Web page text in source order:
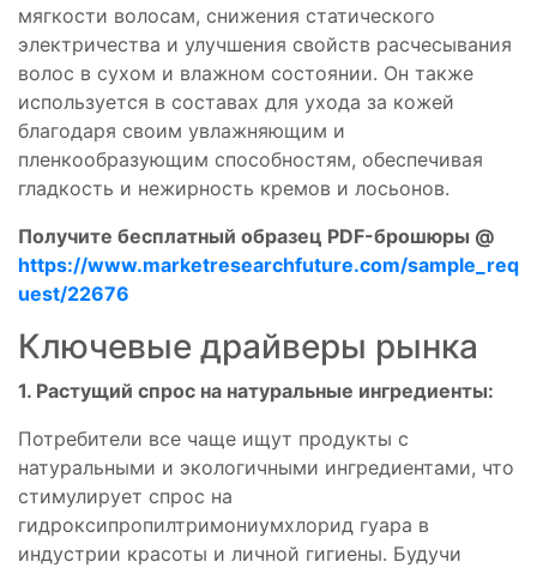
мягкости волосам, снижения статического
электричества и улучшения свойств расчесывания
волос в сухом и влажном состоянии. Он также
используется в составах для ухода за кожей
благодаря своим увлажняющим и
пленкообразующим способностям, обеспечивая
гладкость и нежирность кремов и лосьонов.
Получите бесплатный образец PDF-брошюры @
https://www.marketresearchfuture.com/sample_req
uest/22676
Ключевые драйверы рынка
1. Растущий спрос на натуральные ингредиенты:
Потребители все чаще ищут продукты с
натуральными и экологичными ингредиентами, что
стимулирует спрос на
гидроксипропилтримониумхлорид гуара в
индустрии красоты и личной гигиены. Будучи